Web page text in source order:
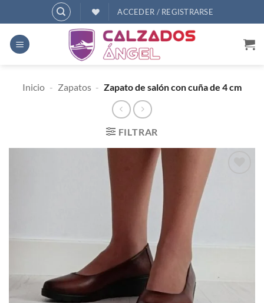
al
contenido
ACCEDER / REGISTRARSE
Inicio - Zapatos - Zapato de salón con cuña de 4 cm
FILTRAR
AÑADIR